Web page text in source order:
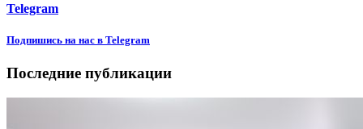
Telegram
Подпишиcь на нас в Telegram
Последние публикации